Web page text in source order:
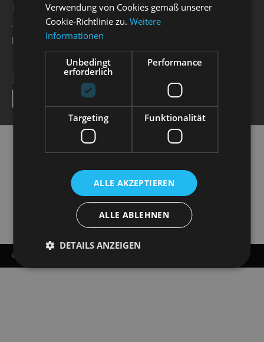
BESUCHERSERVICE
+49 351 32042 222
karten@staatsoperette.de
NEWSLETTER
© COPYRIGHT - STAATSOPERETTE DRESDEN 2026
Verwendung von Cookies gemäß unserer
Cookie-Richtlinie zu.Weitere
Informationen
Unbedingt
erforderlich
Performance
Targeting Funktionalität
ALLE AKZEPTIEREN
ALLE ABLEHNEN
DETAILS ANZEIGEN